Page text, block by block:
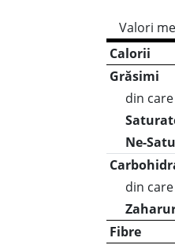
Valori
Calorii
Grăsimi
din care
Ne-
din care
Fibre